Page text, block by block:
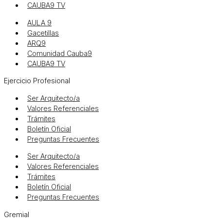
CAUBA9 TV
AULA 9
Gacetillas
ARQ9
Comunidad Cauba9
CAUBA9 TV
Ejercicio Profesional
Ser Arquitecto/a
Valores Referenciales
Trámites
Boletín Oficial
Preguntas Frecuentes
Ser Arquitecto/a
Valores Referenciales
Trámites
Boletín Oficial
Preguntas Frecuentes
Gremial